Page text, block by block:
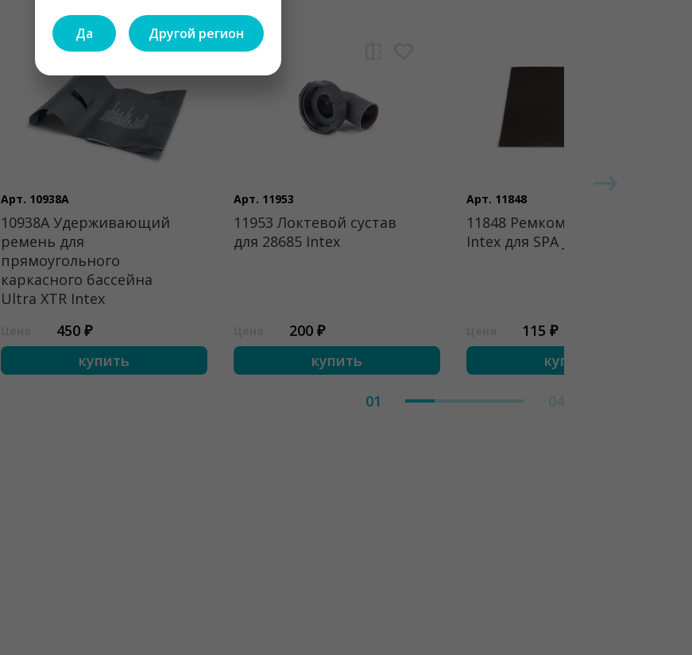
Да Другой регион
Арт. 10938A
10938A Удерживающий
ремень для
прямоугольного
каркасного бассейна
Ultra XTR Intex
450 ₽
купить
Арт. 11953
11953 Локтевой сустав
для 28685 Intex
200 ₽
купить
Арт. 11848
11848 Ремкомплект
Intex для SPA Jet
115 ₽
купить
01 04